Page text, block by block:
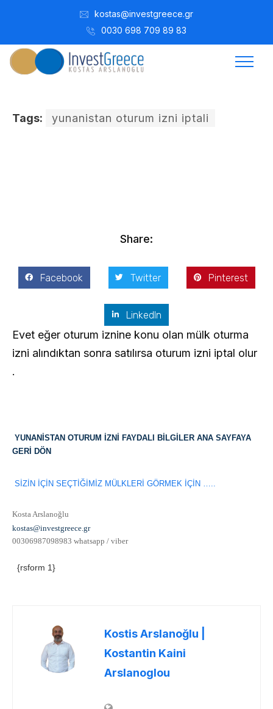
kostas@investgreece.gr
0030 698 709 89 83
Tags: yunanistan oturum izni iptali
Share:
Facebook Twitter Pinterest
LinkedIn
Evet eğer oturum iznine konu olan mülk oturma
izni alındıktan sonra satılırsa oturum izni iptal olur
.
YUNANİSTAN OTURUM İZNİ FAYDALI BİLGİLER ANA SAYFAYA
GERİ DÖN
SİZİN İÇİN SEÇTİĞİMİZ MÜLKLERİ GÖRMEK İÇİN …..
Kosta Arslanoğlu
kostas@investgreece.gr
00306987098983 whatsapp / viber
{rsform 1}
Kostis Arslanoğlu |
Kostantin Kaini
Arslanoglou